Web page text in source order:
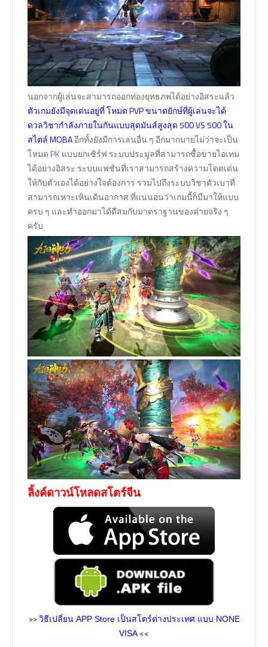
นอกจากผู้เล่นจะสามารถออกท่องยุทธภพได้อย่างอิสระแล้ว
ตัวเกมยังมีจุดเด่นอยู่ที่ โหมด PVP ขนาดยักษ์ที่ผู้เล่นจะได้
ดวลวิชากำลังภายในกันแบบสุดมันส์สูงสุด 500 VS 500 ใน
สไตล์ MOBAอีกทั้งยังมีการเล่นอื่น ๆ อีกมากมายไม่ว่าจะเป็น
โหมด PK แบบยกเซิร์ฟ ระบบประมูลที่สามารถซื้อขายไอเทม
ได้อย่างอิสระ ระบบแฟชั่นที่เราสามารถสร้างความโดดเด่น
ให้กับตัวเองได้อย่างใจต้องการ รวมไปถึงระบบวิชาตัวเบาที่
สามารถเหาะเหินเดินอากาศ ที่แน่นอนว่าเกมนี้ก็มีมาให้แบบ
ครบ ๆ และทำออกมาได้ดีสมกับมาตราฐานของค่ายจริง ๆ
ครับ
ลิ้งค์ดาวน์โหลดสโตร์จีน
>>วิธีเปลี่ยน APP Store เป็นสโตร์ต่างประเทศ แบบ NONE
VISA<<